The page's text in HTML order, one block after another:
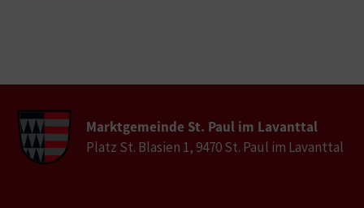
Marktgemeinde St. Paul im Lavanttal
Platz St. Blasien 1, 9470 St. Paul im Lavanttal